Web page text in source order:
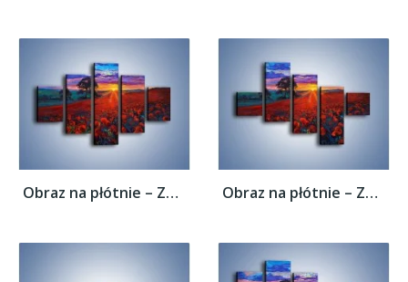
Obraz na płótnie – Zachód słońca nad... Obraz na płótnie – Zachód słońca nad...